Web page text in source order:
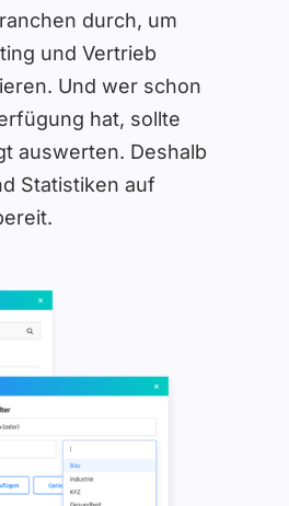
durch, um
und Vertrieb
Und wer schon
hat, sollte
auswerten. Deshalb
Statistiken auf